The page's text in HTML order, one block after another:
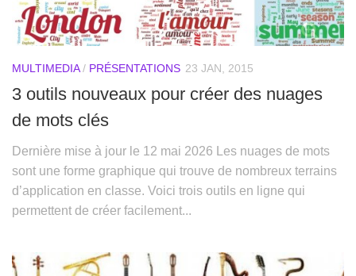
MULTIMEDIA/ PRÉSENTATIONS 23 JAN, 2015
3 outils nouveaux pour créer des nuages
de mots clés
Dernière mise à jour le 12 mai 2026 Les nuages de mots
sont une forme graphique qui trouve de nombreux terrains
d’application en classe. Voici trois outils en ligne qui
permettent de créer facilement...